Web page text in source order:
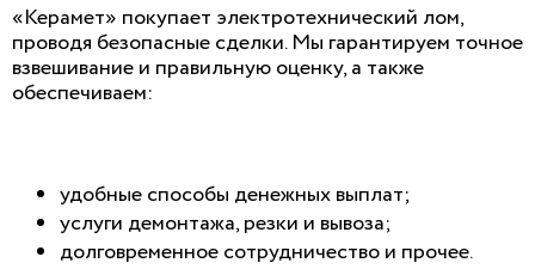
«Керамет» покупает электротехнический лом,
проводя безопасные сделки. Мы гарантируем точное
взвешивание и правильную оценку, а также
обеспечиваем:
удобные способы денежных выплат;
услуги демонтажа, резки и вывоза;
долговременное сотрудничество и прочее.